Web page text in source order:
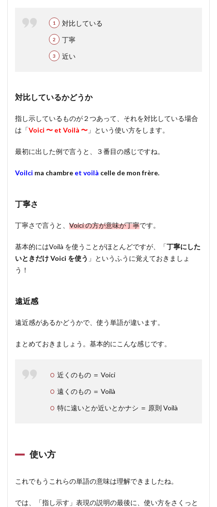
対比している
丁寧
近い
対比しているかどうか
指し示しているものが２つあって、それを対比している場合
は「Voici 〜 et Voilà 〜 」という使い方をします。
最初に出した例で言うと、３番目の感じですね。
Voilci ma chambre et voilà celle de mon frère.
丁寧さ
丁寧さで言うと、 Voici の方が意味が丁寧です。
基本的にはVoilà を使うことがほとんどですが、「丁寧にした
いときだけ Voici を使う 」というふうに覚えておきましょ
う！
遠近感
遠近感があるかどうかで、使う単語が違います。
まとめておきましょう。基本的にこんな感じです。
近くのもの ＝ Voici
遠くのもの ＝ Voilà
特に遠いとか近いとかナシ ＝ 原則 Voilà
使い方
これでもうこれらの単語の意味は理解できましたね。
では、「指し示す」表現の説明の最後に、使い方をさくっと